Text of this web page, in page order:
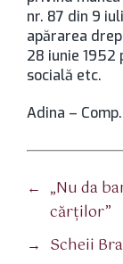
nr. 87 din 9
apărarea
28 iunie
socială etc.
Adina –
← „Nu da
cărţilor”
→ Scheii